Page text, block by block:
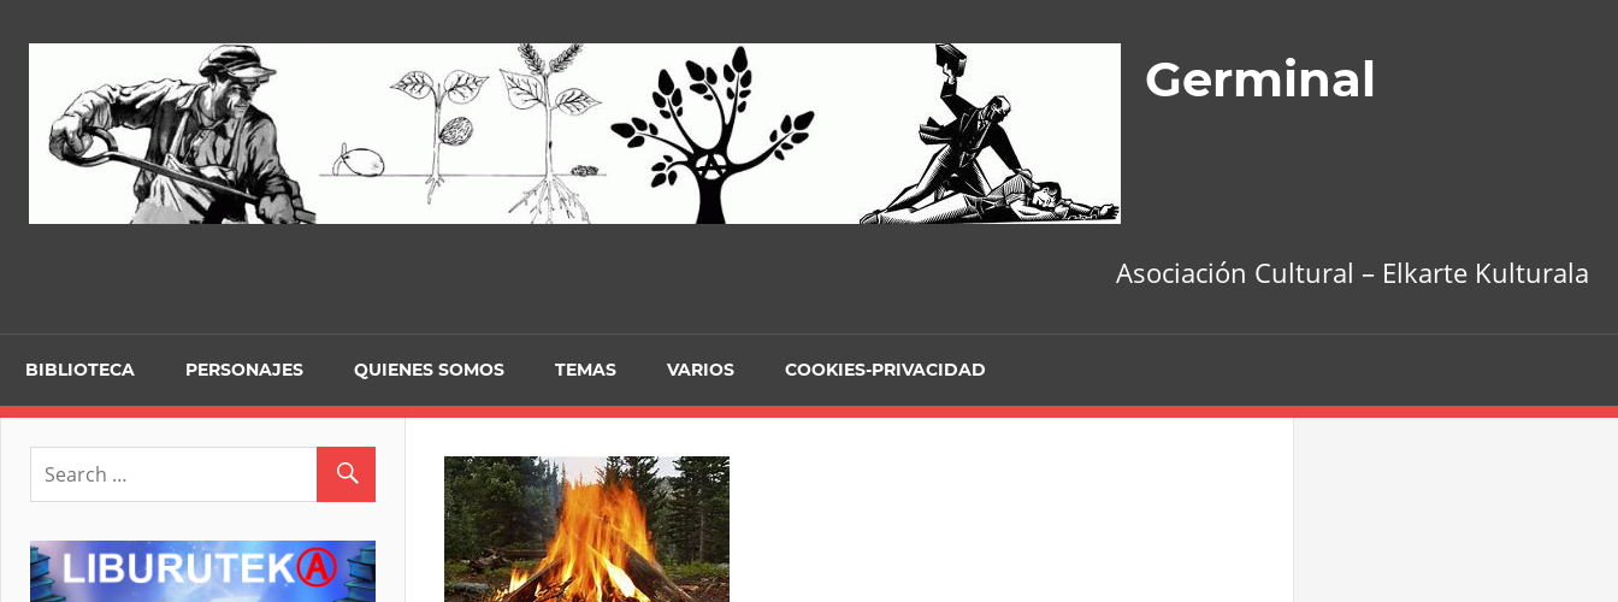
Germinal
Asociación Cultural – Elkarte Kulturala
BIBLIOTECA PERSONAJES QUIENES SOMOS TEMAS VARIOS COOKIES-PRIVACIDAD